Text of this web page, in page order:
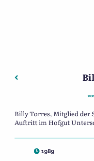
Beitragsnavigation
Vorheriger: Peter
Billy Torres, Mitglied der
Auftritt im Hofgut
1989